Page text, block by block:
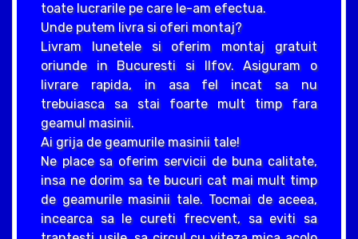
toate lucrarile pe care le-am efectua.
Unde putem livra si oferi montaj?
Livram lunetele si oferim montaj gratuit
oriunde in Bucuresti si Ilfov. Asiguram o
livrare rapida, in asa fel incat sa nu
trebuiasca sa stai foarte mult timp fara
geamul masinii.
Ai grija de geamurile masinii tale!
Ne place sa oferim servicii de buna calitate,
insa ne dorim sa te bucuri cat mai mult timp
de geamurile masinii tale. Tocmai de aceea,
incearca sa le cureti frecvent, sa eviti sa